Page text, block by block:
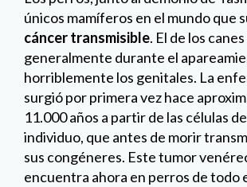
encuentra ahora en perros de todo
investigadores saben cómo y
gracias a un estudio genético.La
velocidad con la que se extendió
perros
viajaban de forma habitual
compañeros humanos, a menudo
de las ramas del árbol evolutivo del
perros parece haberse extendido
China hace unos 1.000 años, pero